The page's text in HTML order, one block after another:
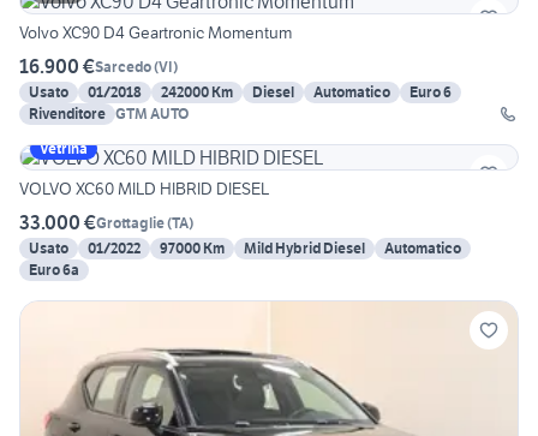
Volvo XC90 D4 Geartronic Momentum
16.900 €Sarcedo(VI)
Usato
01/2018 242000 Km Diesel Automatico
Euro 6
Rivenditore GTM AUTO
Vetrina
VOLVO XC60 MILD HIBRID DIESEL
33.000 €Grottaglie(TA)
Usato
01/2022 97000 Km Mild Hybrid Diesel
Automatico
Euro 6a